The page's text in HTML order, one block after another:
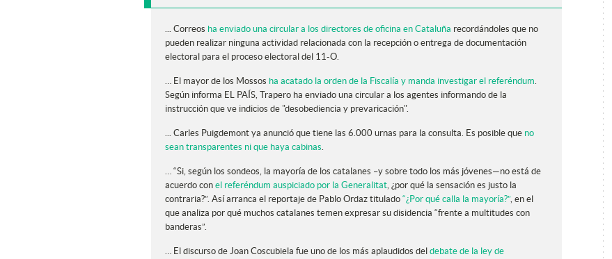
... Correos ha enviado una circular a los directores de oficina en Cataluña recordándoles que no
pueden realizar ninguna actividad relacionada con la recepción o entrega de documentación
electoral para el proceso electoral del 11-O.
… El mayor de los Mossos ha acatado la orden de la Fiscalía y manda investigar el referéndum.
Según informa EL PAÍS, Trapero ha enviado una circular a los agentes informando de la
instrucción que ve indicios de "desobediencia y prevaricación".
... Carles Puigdemont ya anunció que tiene las 6.000 urnas para la consulta. Es posible que no
sean transparentes ni que haya cabinas.
… “Si, según los sondeos, la mayoría de los catalanes –y sobre todo los más jóvenes—no está de
acuerdo con el referéndum auspiciado por la Generalitat, ¿por qué la sensación es justo la
contraria?”. Así arranca el reportaje de Pablo Ordaz titulado “¿Por qué calla la mayoría?”, en el
que analiza por qué muchos catalanes temen expresar su disidencia “frente a multitudes con
banderas”.
… El discurso de Joan Coscubiela fue uno de los más aplaudidos del debate de la ley de